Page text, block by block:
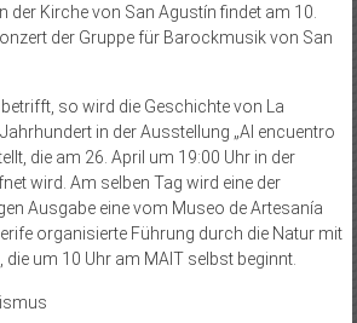
der Kirche von San Agustín findet am 10.
der Gruppe für Barockmusik von San
so wird die Geschichte von La
in der Ausstellung „Al encuentro
die am 26. April um 19:00 Uhr in der
wird. Am selben Tag wird eine der
Ausgabe eine vom Museo de Artesanía
organisierte Führung durch die Natur mit
die um 10 Uhr am MAIT selbst beginnt.